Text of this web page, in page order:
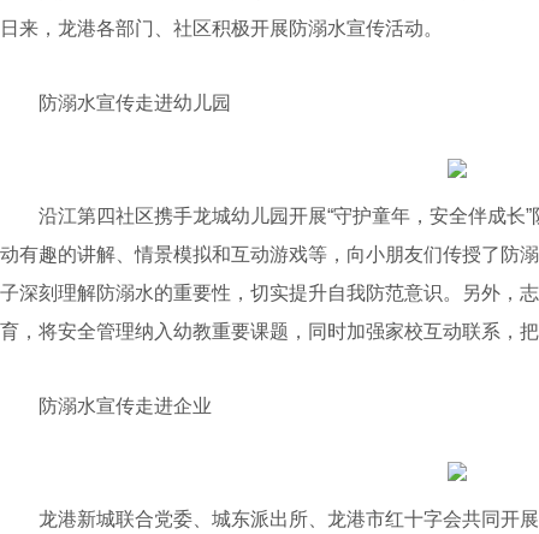
日来，龙港各部门、社区积极开展防溺水宣传活动。
防溺水宣传走进幼儿园
沿江第四社区携手龙城幼儿园开展“守护童年，安全伴成长”
动有趣的讲解、情景模拟和互动游戏等，向小朋友们传授了防
子深刻理解防溺水的重要性，切实提升自我防范意识。另外，
育，将安全管理纳入幼教重要课题，同时加强家校互动联系，
防溺水宣传走进企业
龙港新城联合党委、城东派出所、龙港市红十字会共同开